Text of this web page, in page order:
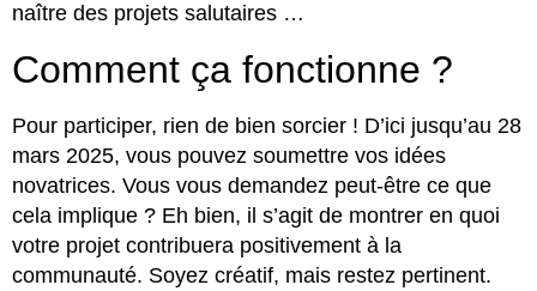
naître des projets salutaires …
Comment ça fonctionne ?
Pour participer, rien de bien sorcier ! D’ici jusqu’au 28
mars 2025, vous pouvez soumettre vos idées
novatrices. Vous vous demandez peut-être ce que
cela implique ? Eh bien, il s’agit de montrer en quoi
votre projet contribuera positivement à la
communauté. Soyez créatif, mais restez pertinent.